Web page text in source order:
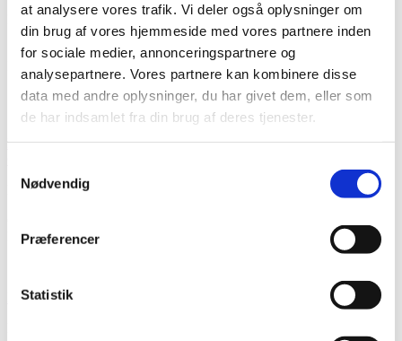
at analysere vores trafik. Vi deler også oplysninger om
din brug af vores hjemmeside med vores partnere inden
for sociale medier, annonceringspartnere og
analysepartnere. Vores partnere kan kombinere disse
data med andre oplysninger, du har givet dem, eller som
de har indsamlet fra din brug af deres tjenester.
Nødvendig
Præferencer
Statistik
Håndlavet
59,- Mere info
Ikke på lager
Drum Limousine Africa Double Calabash Caxixi Seeds & Capsules
Håndlavet
På lager
Drum Limousine Africa Three Caxixi Seeds CX21